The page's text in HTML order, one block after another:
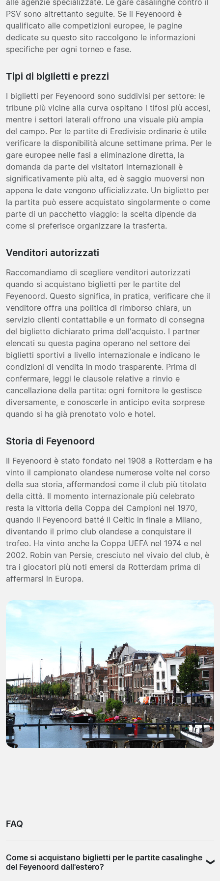
PSV sono altrettanto seguite. Se il Feyenoord è
qualificato alle competizioni europee, le pagine
dedicate su questo sito raccolgono le informazioni
specifiche per ogni torneo e fase.
Tipi di biglietti e prezzi
I biglietti per Feyenoord sono suddivisi per settore: le
tribune più vicine alla curva ospitano i tifosi più accesi,
mentre i settori laterali offrono una visuale più ampia
del campo. Per le partite di Eredivisie ordinarie è utile
verificare la disponibilità alcune settimane prima. Per le
gare europee nelle fasi a eliminazione diretta, la
domanda da parte dei visitatori internazionali è
significativamente più alta, ed è saggio muoversi non
appena le date vengono ufficializzate. Un biglietto per
la partita può essere acquistato singolarmente o come
parte di un pacchetto viaggio: la scelta dipende da
come si preferisce organizzare la trasferta.
Venditori autorizzati
Raccomandiamo di scegliere venditori autorizzati
quando si acquistano biglietti per le partite del
Feyenoord. Questo significa, in pratica, verificare che il
venditore offra una politica di rimborso chiara, un
servizio clienti contattabile e un formato di consegna
del biglietto dichiarato prima dell'acquisto. I partner
elencati su questa pagina operano nel settore dei
biglietti sportivi a livello internazionale e indicano le
condizioni di vendita in modo trasparente. Prima di
confermare, leggi le clausole relative a rinvio e
cancellazione della partita: ogni fornitore le gestisce
diversamente, e conoscerle in anticipo evita sorprese
quando si ha già prenotato volo e hotel.
Storia di Feyenoord
Il Feyenoord è stato fondato nel 1908 a Rotterdam e ha
vinto il campionato olandese numerose volte nel corso
della sua storia, affermandosi come il club più titolato
della città. Il momento internazionale più celebrato
resta la vittoria della Coppa dei Campioni nel 1970,
quando il Feyenoord batté il Celtic in finale a Milano,
diventando il primo club olandese a conquistare il
trofeo. Ha vinto anche la Coppa UEFA nel 1974 e nel
2002. Robin van Persie, cresciuto nel vivaio del club, è
tra i giocatori più noti emersi da Rotterdam prima di
affermarsi in Europa.
FAQ
Come si acquistano biglietti per le partite casalinghe
del Feyenoord dall'estero?